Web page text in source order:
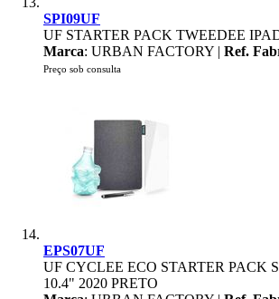
SPI09UF
UF STARTER PACK TWEEDEE
Marca: URBAN FACTORY | Ref.
Preço sob consulta
EPS07UF
UF CYCLEE ECO STARTER PACK
10.4" 2020 PRETO